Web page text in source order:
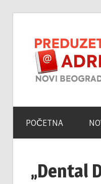
content
Adresar
POČETNA
„Dental